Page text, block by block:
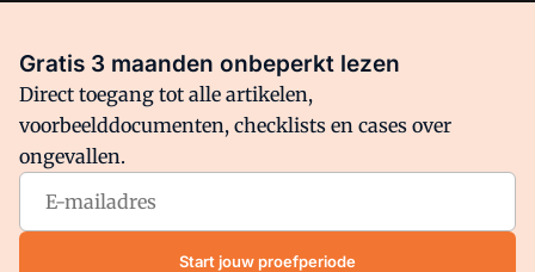
Facebook
Arbo is onderdeel van VMN media. Lees inons manifestwaar
VMN media voor staat. Op gebruik van deze site zijn de
volgende regelingen van toepassing:Algemene Voorwaarden
Privacy en Cookie beleid|Privacy instellingen
Gratis 3 maanden onbeperkt lezen
Direct toegang tot alle artikelen,
voorbeelddocumenten, checklists en cases over
ongevallen.
Start jouw proefperiode